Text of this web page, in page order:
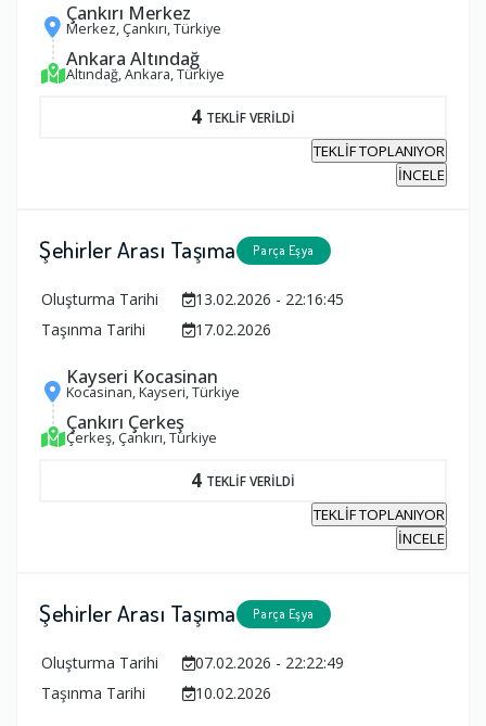
Çankırı Merkez
Merkez, Çankırı, Türkiye
Ankara Altındağ
Altındağ, Ankara, Türkiye
4 TEKLİF VERİLDİ
TEKLİF TOPLANIYOR
İNCELE
Şehirler Arası Taşıma Parça Eşya
Oluşturma Tarihi
13.02.2026 - 22:16:45
Taşınma Tarihi
17.02.2026
Kayseri Kocasinan
Kocasinan, Kayseri, Türkiye
Çankırı Çerkeş
Çerkeş, Çankırı, Türkiye
4 TEKLİF VERİLDİ
TEKLİF TOPLANIYOR
İNCELE
Şehirler Arası Taşıma Parça Eşya
Oluşturma Tarihi
07.02.2026 - 22:22:49
Taşınma Tarihi
10.02.2026